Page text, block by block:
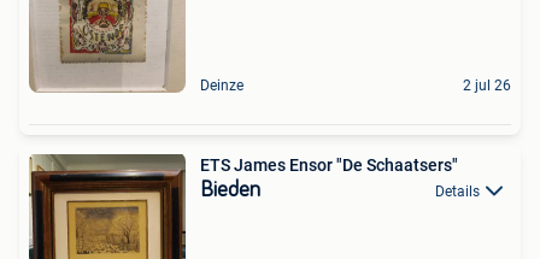
Deinze 2 jul 26
ETS James Ensor "De Schaatsers"
Bieden Details